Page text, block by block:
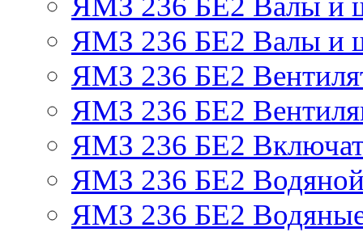
ЯМЗ 236 БЕ2 Валы и
ЯМЗ 236 БЕ2
ЯМЗ 236 БЕ2
ЯМЗ 236 БЕ2
ЯМЗ 236 БЕ2 Водяной
ЯМЗ 236 БЕ2